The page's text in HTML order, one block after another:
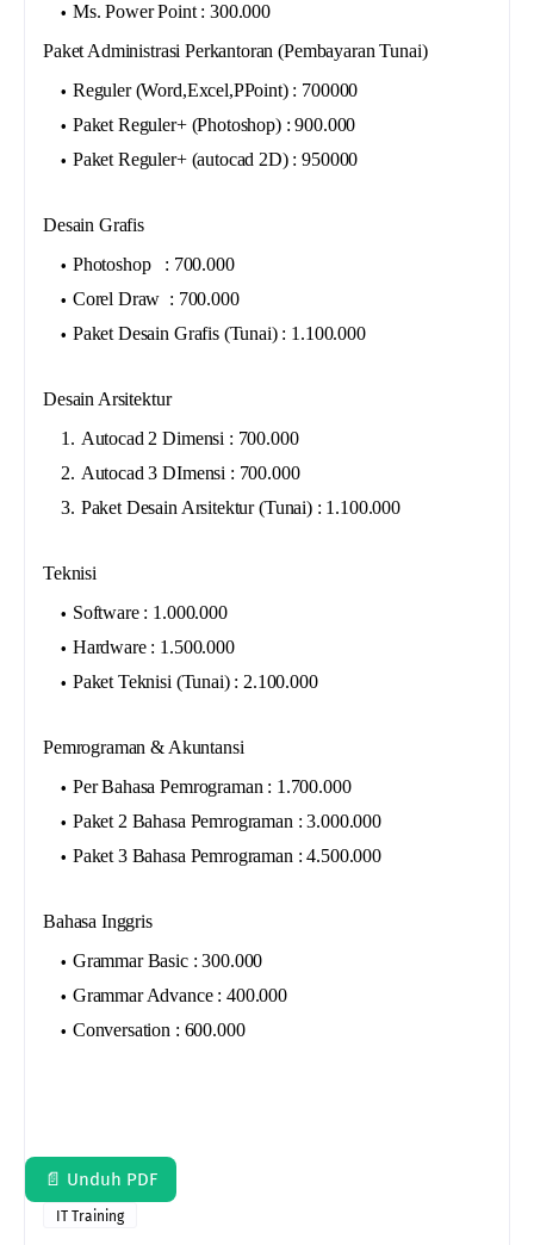
Ms. Power Point : 300.000
Paket Administrasi Perkantoran (Pembayaran Tunai)
Reguler (Word,Excel,PPoint) : 700000
Paket Reguler+ (Photoshop) : 900.000
Paket Reguler+ (autocad 2D) : 950000
Desain Grafis
Photoshop : 700.000
Corel Draw : 700.000
Paket Desain Grafis (Tunai) : 1.100.000
Desain Arsitektur
Autocad 2 Dimensi : 700.000
Autocad 3 DImensi : 700.000
Paket Desain Arsitektur (Tunai) : 1.100.000
Teknisi
Software : 1.000.000
Hardware : 1.500.000
Paket Teknisi (Tunai) : 2.100.000
Pemrograman & Akuntansi
Per Bahasa Pemrograman : 1.700.000
Paket 2 Bahasa Pemrograman : 3.000.000
Paket 3 Bahasa Pemrograman : 4.500.000
Bahasa Inggris
Grammar Basic : 300.000
Grammar Advance : 400.000
Conversation : 600.000
📄 Unduh PDF
IT Training